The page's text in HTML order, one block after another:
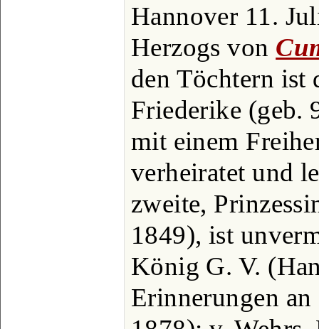
Hannover 11.
Herzogs von
den Töchtern ist
Friederike (geb.
mit einem
verheiratet und
zweite,
1849), ist
König G. V.
Erinnerungen